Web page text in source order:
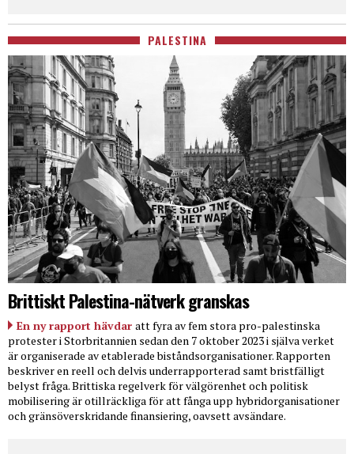
PALESTINA
Brittiskt Palestina-nätverk granskas
En ny rapport hävdar att fyra av fem stora pro-palestinska
protester i Storbritannien sedan den 7 oktober 2023 i själva verket
är organiserade av etablerade biståndsorganisationer. Rapporten
beskriver en reell och delvis underrapporterad samt bristfälligt
belyst fråga. Brittiska regelverk för välgörenhet och politisk
mobilisering är otillräckliga för att fånga upp hybridorganisationer
och gränsöverskridande finansiering, oavsett avsändare.